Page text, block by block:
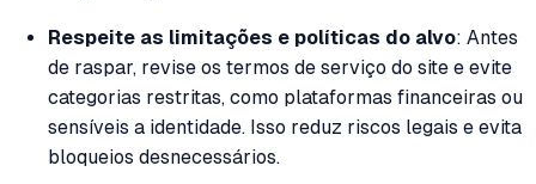
Respeite as limitações e políticas do alvo: Antes
de raspar, revise os termos de serviço do site e evite
categorias restritas, como plataformas financeiras ou
sensíveis a identidade. Isso reduz riscos legais e evita
bloqueios desnecessários.